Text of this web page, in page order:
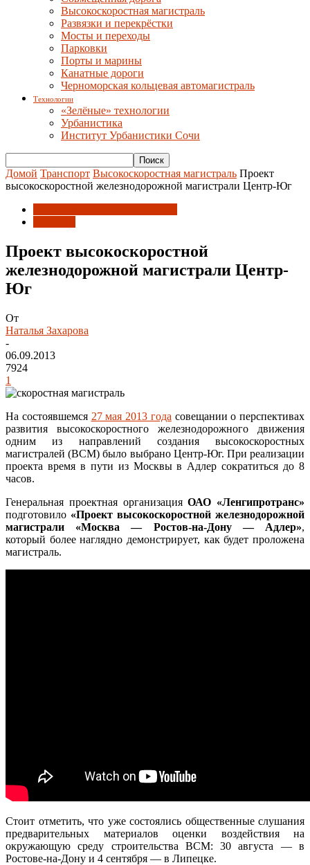
Высокоскоростная магистраль
Развязки и перекрёстки
Мосты и переходы
Парковки
Порты и марины
Канатные дороги
Черноморская кольцевая автомагистраль
Технологии
«Зелёные» технологии
Урбанистика
Институт Урбанистики Сочи
Домой Транспорт Высокоскоростная магистраль Проект
высокоскоростной железнодорожной магистрали Центр-Юг
Проект высокоскоростной
железнодорожной магистрали Центр-
Юг
От
Наталья Захарова
-
06.09.2013
7924
1
На состоявшемся 27 мая 2013 года совещании о перспективах
развития высокоскоростного железнодорожного движения
одним из направлений создания высокоскоростных
магистралей (ВСМ) было выбрано Центр-Юг. При реализации
проекта время в пути из Москвы в Адлер сократиться до 8
часов.
Генеральная проектная организацияОАО «Ленгипротранс»
подготовило «Проект высокоскоростной железнодорожной
магистрали «Москва — Ростов-на-Дону — Адлер»,
который более наглядно демонстрирует, как будет проложена
магистраль.
Стоит отметить, что уже состоялись общественные слушания
предварительных материалов оценки воздействия на
окружающую среду строительства ВСМ: 30 августа — в
Ростове-на-Дону и 4 сентября — в Липецке.